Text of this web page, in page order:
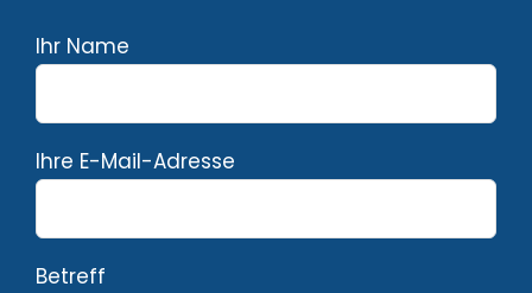
Ihr Name
Ihre E-Mail-Adresse
Betreff